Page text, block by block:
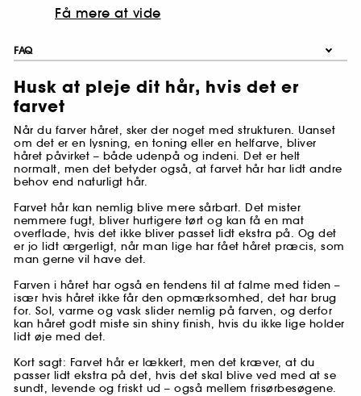
Få mere at vide
FAQ
Husk at pleje dit hår, hvis det er
farvet
Når du farver håret, sker der noget med strukturen. Uanset
om det er en lysning, en toning eller en helfarve, bliver
håret påvirket – både udenpå og indeni. Det er helt
normalt, men det betyder også, at farvet hår har lidt andre
behov end naturligt hår.
Farvet hår kan nemlig blive mere sårbart. Det mister
nemmere fugt, bliver hurtigere tørt og kan få en mat
overflade, hvis det ikke bliver passet lidt ekstra på. Og det
er jo lidt ærgerligt, når man lige har fået håret præcis, som
man gerne vil have det.
Farven i håret har også en tendens til at falme med tiden –
især hvis håret ikke får den opmærksomhed, det har brug
for. Sol, varme og vask slider nemlig på farven, og derfor
kan håret godt miste sin shiny finish, hvis du ikke lige holder
lidt øje med det.
Kort sagt: Farvet hår er lækkert, men det kræver, at du
passer lidt ekstra på det, hvis det skal blive ved med at se
sundt, levende og friskt ud – også mellem frisørbesøgene.